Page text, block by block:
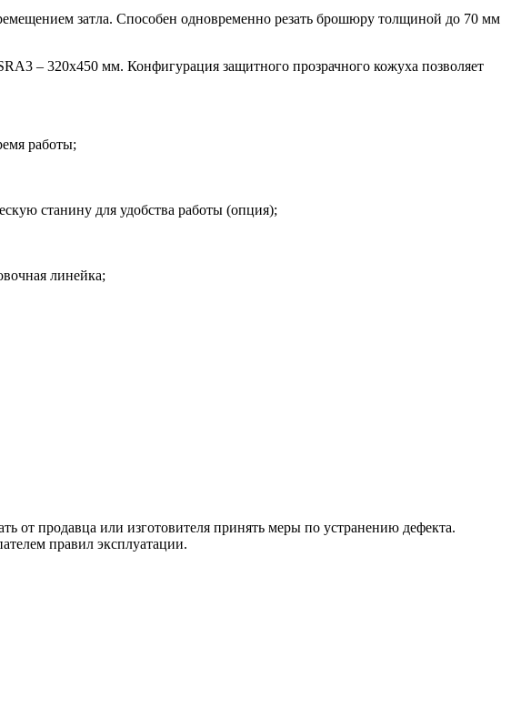
затла. Способен одновременно резать брошюру толщиной до 70 мм
– 320x450 мм. Конфигурация защитного прозрачного кожуха позволяет
работы;
станину для удобства работы (опция);
линейка;
от продавца или изготовителя принять меры по устранению дефекта.
правил эксплуатации.